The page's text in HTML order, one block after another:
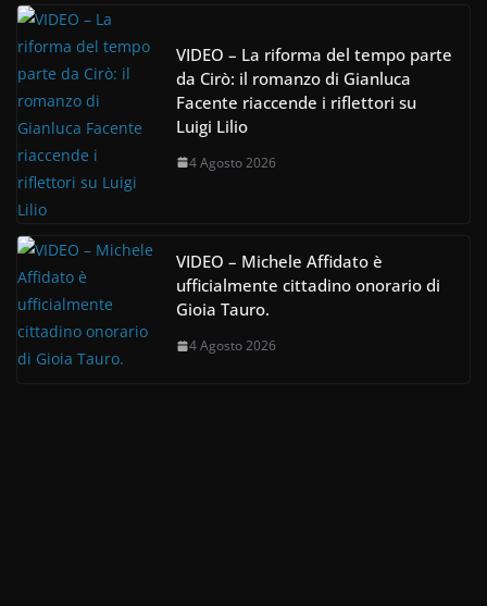
VIDEO – La riforma del tempo parte
da Cirò: il romanzo di Gianluca
Facente riaccende i riflettori su
Luigi Lilio
4 Agosto 2026
VIDEO – Michele Affidato è
ufficialmente cittadino onorario di
Gioia Tauro.
4 Agosto 2026